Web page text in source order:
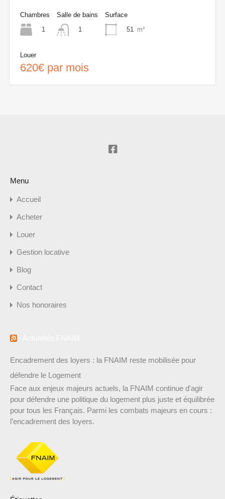
Chambres
1
Salle de bains
1
Surface
51 m²
Louer
620€ par mois
Menu
Accueil
Acheter
Louer
Gestion locative
Blog
Contact
Nos honoraires
Encadrement des loyers : la FNAIM reste mobilisée pour
défendre le Logement
Face aux enjeux majeurs actuels, la FNAIM continue d'agir
pour défendre une politique du logement plus juste et équilibrée
pour tous les Français. Parmi les combats majeurs en cours :
l’encadrement des loyers.